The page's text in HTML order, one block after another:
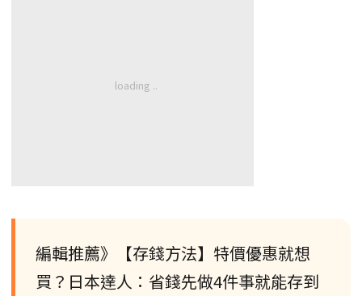
編輯推薦》【存錢方法】特價優惠就想
買？日本達人：省錢先做4件事就能存到